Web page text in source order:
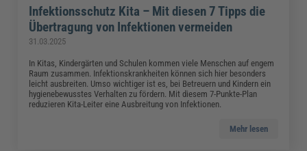
Infektionsschutz Kita – Mit diesen 7 Tipps die
Übertragung von Infektionen vermeiden
31.03.2025
In Kitas, Kindergärten und Schulen kommen viele Menschen auf engem
Raum zusammen. Infektionskrankheiten können sich hier besonders
leicht ausbreiten. Umso wichtiger ist es, bei Betreuern und Kindern ein
hygienebewusstes Verhalten zu fördern. Mit diesem 7-Punkte-Plan
reduzieren Kita-Leiter eine Ausbreitung von Infektionen.
Mehr lesen